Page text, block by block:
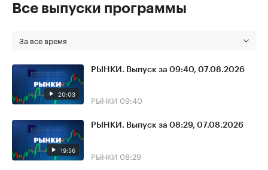
Все выпуски программы
За все время
20:03
РЫНКИ. Выпуск за 09:40, 07.08.2026
РЫНКИ 09:40
19:56
РЫНКИ. Выпуск за 08:29, 07.08.2026
РЫНКИ 08:29